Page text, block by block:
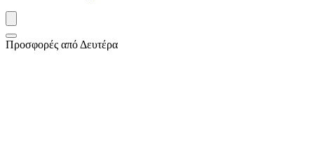
Προσφορές από Δευτέρα